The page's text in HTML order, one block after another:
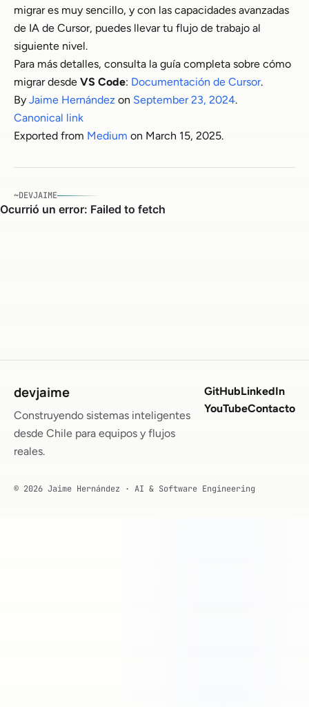
migrar es muy sencillo, y con las capacidades avanzadas
de IA de Cursor, puedes llevar tu flujo de trabajo al
siguiente nivel.
Para más detalles, consulta la guía completa sobre cómo
migrar desde VS Code: Documentación de Cursor.
By Jaime Hernández on September 23, 2024.
Canonical link
Exported from Medium on March 15, 2025.
~DEVJAIME
devjaime
Construyendo sistemas inteligentes
desde Chile para equipos y flujos
reales.
GitHubLinkedIn
YouTubeContacto
© 2026 Jaime Hernández · AI & Software Engineering